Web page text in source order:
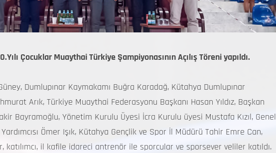
Çocuklar Muaythai Türkiye Şampiyonasının Açılış Töreni yapıldı.
Dumlupınar Kaymakamı Buğra Karadağ, Kütahya Dumlupınar
Arık, Türkiye Muaythai Federasyonu Başkanı Hasan Yıldız, Başkan
Bayramoğlu, Yönetim Kurulu Üyesi İcra Kurulu üyesi Mustafa Kızıl, Genel
Ömer Işık, Kütahya Gençlik ve Spor İl Müdürü Tahir Emre Can,
il kafile idareci antrenör ile sporcular ve sporsever veliler katıldı.